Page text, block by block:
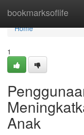
bookmarksoflife
Home
Home
1
Anak